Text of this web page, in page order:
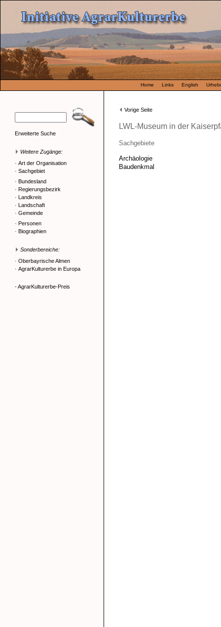
Home Links English
Erweiterte Suche
Weitere Zugänge:
· Art der Organisation
· Sachgebiet
· Bundesland
· Regierungsbezirk
· Landkreis
· Landschaft
· Gemeinde
· Personen
· Biographien
Sonderbereiche:
· Oberbayrische Almen
· AgrarKulturerbe in Europa
- AgrarKulturerbe-Preis
Vorige Seite
LWL-Museum in der
Sachgebiete
Archäologie
Baudenkmal